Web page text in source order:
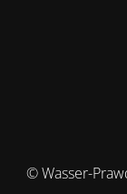
© Wasser-